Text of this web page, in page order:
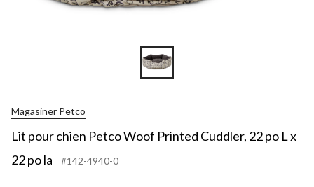
Magasiner Petco
Lit pour chien Petco Woof Printed Cuddler, 22 po L x
22 po la
#142-4940-0